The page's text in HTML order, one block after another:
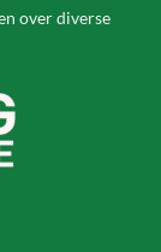
over diverse